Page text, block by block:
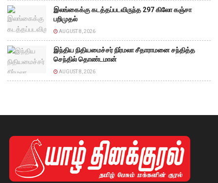
இலங்கைக்கு கடத்தப்படவிருந்த 297 கிலோ கஞ்சா
பறிமுதல்
AUGUST 8, 2026
இந்திய நிதியமைச்சர் நிர்மலா சீதாராமனை சந்தித்த
செந்தில் தொண்டமான்
AUGUST 8, 2026